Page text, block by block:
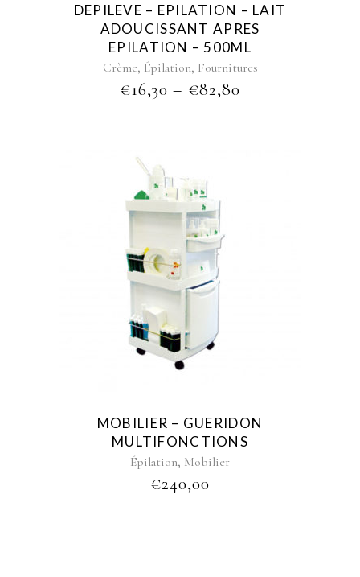
chosen
on
the
product
page
DEPILEVE – EPILATION – LAIT
ADOUCISSANT APRES
EPILATION – 500ML
Crème, Épilation, Fournitures
€16,30 – €82,80
MOBILIER – GUERIDON
MULTIFONCTIONS
Épilation, Mobilier
€240,00